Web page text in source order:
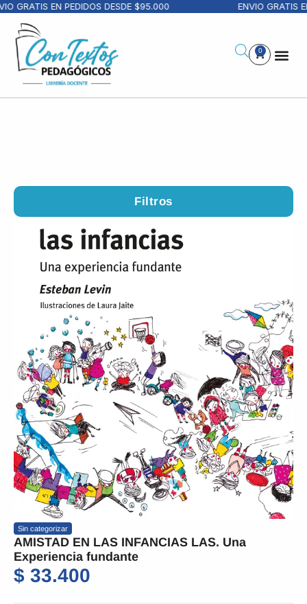
EN PEDIDOS DESDE $95.000 ENVIO GRATIS EN
0
Filtros
Sin categorizar
AMISTAD EN LAS INFANCIAS LAS. Una
Experiencia fundante
$ 33.400